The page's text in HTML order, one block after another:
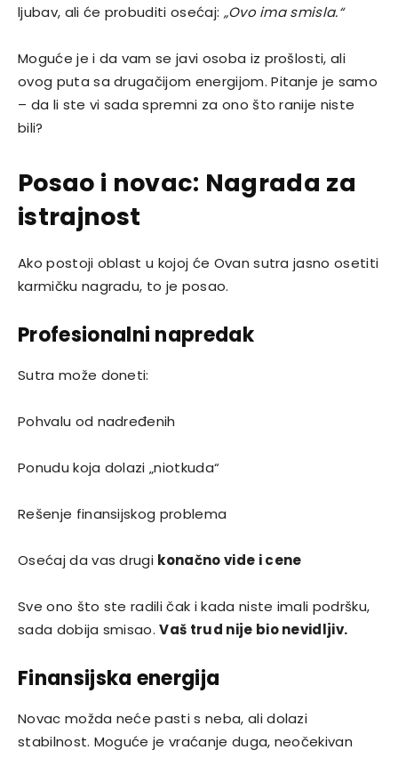
ljubav, ali će probuditi osećaj: „Ovo ima smisla.“
Moguće je i da vam se javi osoba iz prošlosti, ali
ovog puta sa drugačijom energijom. Pitanje je samo
– da li ste vi sada spremni za ono što ranije niste
bili?
Posao i novac: Nagrada za
istrajnost
Ako postoji oblast u kojoj će Ovan sutra jasno osetiti
karmičku nagradu, to je posao.
Profesionalni napredak
Sutra može doneti:
Pohvalu od nadređenih
Ponudu koja dolazi „niotkuda“
Rešenje finansijskog problema
Osećaj da vas drugi konačno vide i cene
Sve ono što ste radili čak i kada niste imali podršku,
sada dobija smisao.Vaš trud nije bio nevidljiv.
Finansijska energija
Novac možda neće pasti s neba, ali dolazi
stabilnost. Moguće je vraćanje duga, neočekivan